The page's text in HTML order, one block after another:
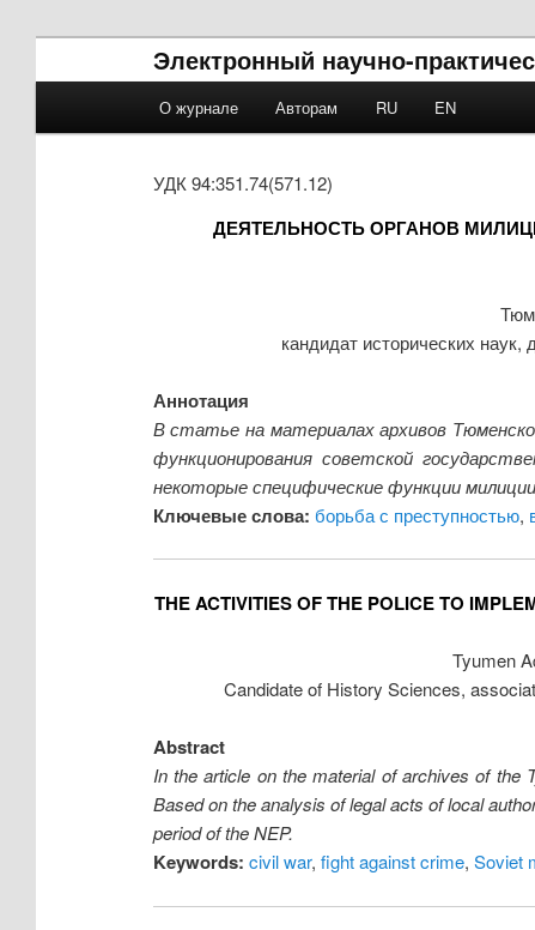
Электронный научно-
Skip to primary content
Skip to secondary content
О журнале Авторам RU EN
УДК 94:351.74(571.12)
ДЕЯТЕЛЬНОСТЬ ОРГАНОВ
кандидат исторических
Аннотация
В статье на материалах архивов
функционирования советской
некоторые специфические функции
Ключевые слова: борьба с преступностью,
THE ACTIVITIES OF THE POLICE TO
Tyumen
Candidate of History Sciences,
Abstract
In the article on the material of archives of the
Based on the analysis of legal acts of local
period of the NEP.
Keywords: civil war, fight against crime, Soviet